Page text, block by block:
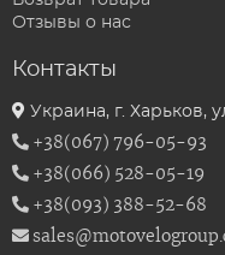
Отзывы о нас
Контакты
Украина, г. Харьков,
+38(067) 796-05-93
+38(066) 528-05-19
+38(093) 388-52-68